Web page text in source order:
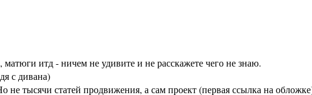
итд - ничем не удивите и не расскажете чего не знаю.
с дивана)
тысячи статей продвижения, а сам проект (первая ссылка на